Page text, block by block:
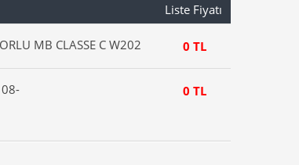
Liste Fiyatı
MB CLASSE C W202 0 TL
08- 0 TL